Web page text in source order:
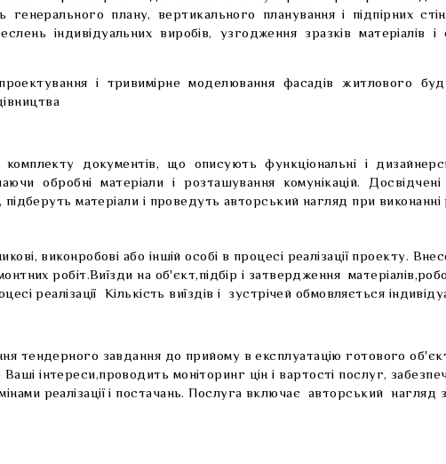
плану, вертикального планування і підпірних
індивідуальних виробів, узгодження зразків матеріалів
і тривимірне моделювання фасадів житлового
документів, що описують функціональні і
обробні матеріали і розташування комунікацій.
матеріали і проведуть авторський нагляд при виконанні
виконробові або іншій особі в процесі реалізації проекту.
робіт.Виїзди на об'єкт,підбір і затвердження
реалізації Кількість виїздів і зустрічей обмовляється
тендерного завдання до прийому в експлуатацію готового
інтереси,проводить моніторинг цін і вартості послуг,
реалізації і постачань. Послуга включає авторський нагляд